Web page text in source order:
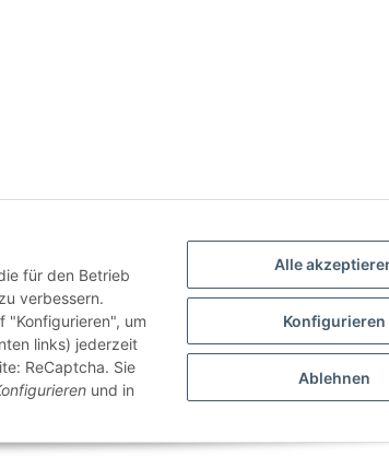
für den Betrieb
verbessern.
"Konfigurieren", um
links) jederzeit
ReCaptcha. Sie
und in
Alle
Konfigurieren
Ablehnen